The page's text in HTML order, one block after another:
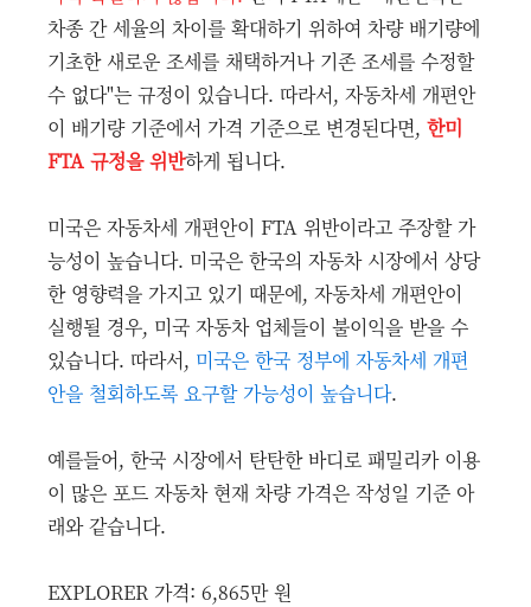
차종 간 세율의 차이를 확대하기 위하여 차량 배기량에
기초한 새로운 조세를 채택하거나 기존 조세를 수정할
수 없다"는 규정이 있습니다. 따라서, 자동차세 개편안
이 배기량 기준에서 가격 기준으로 변경된다면, 한미
FTA 규정을 위반하게 됩니다.
미국은 자동차세 개편안이 FTA 위반이라고 주장할 가
능성이 높습니다. 미국은 한국의 자동차 시장에서 상당
한 영향력을 가지고 있기 때문에, 자동차세 개편안이
실행될 경우, 미국 자동차 업체들이 불이익을 받을 수
있습니다. 따라서, 미국은 한국 정부에 자동차세 개편
안을 철회하도록 요구할 가능성이 높습니다.
예를들어, 한국 시장에서 탄탄한 바디로 패밀리카 이용
이 많은 포드 자동차 현재 차량 가격은 작성일 기준 아
래와 같습니다.
EXPLORER 가격: 6,865만 원